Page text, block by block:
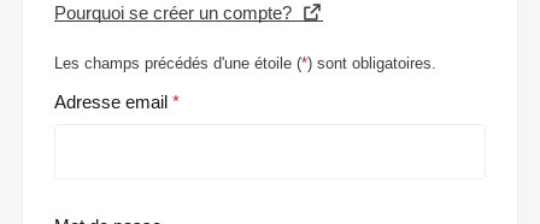
Pourquoi se créer un compte?
Les champs précédés d'une étoile (*) sont obligatoires.
Adresse email